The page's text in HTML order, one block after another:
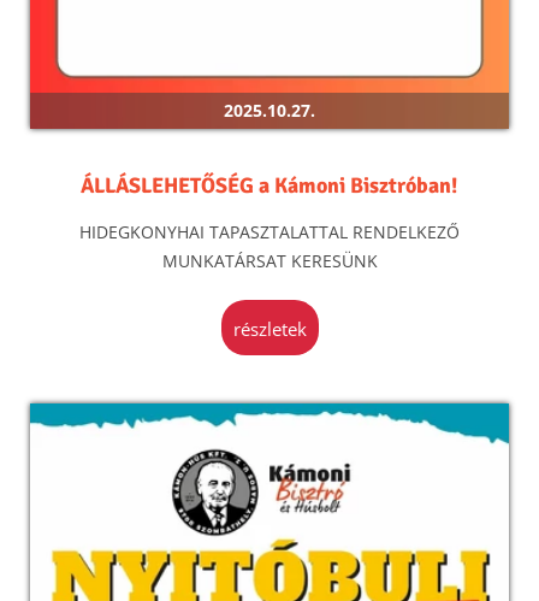
2025.10.27.
ÁLLÁSLEHETŐSÉG a Kámoni Bisztróban!
HIDEGKONYHAI TAPASZTALATTAL RENDELKEZŐ
MUNKATÁRSAT KERESÜNK
részletek